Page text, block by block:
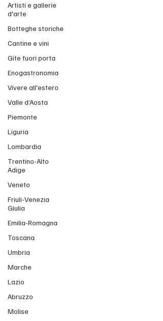
Artisti e gallerie
d'arte
Botteghe storiche
Cantine e vini
Gite fuori porta
Enogastronomia
Vivere all'estero
Valle d’Aosta
Piemonte
Liguria
Lombardia
Trentino-Alto
Adige
Veneto
Friuli-Venezia
Giulia
Emilia-Romagna
Toscana
Umbria
Marche
Lazio
Abruzzo
Molise